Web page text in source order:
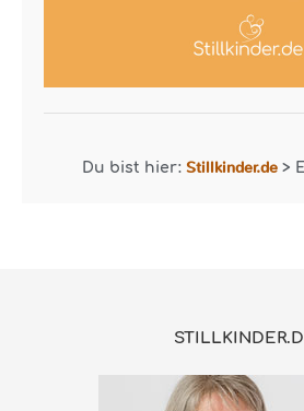
Du bist hier: Stillkinder.de>